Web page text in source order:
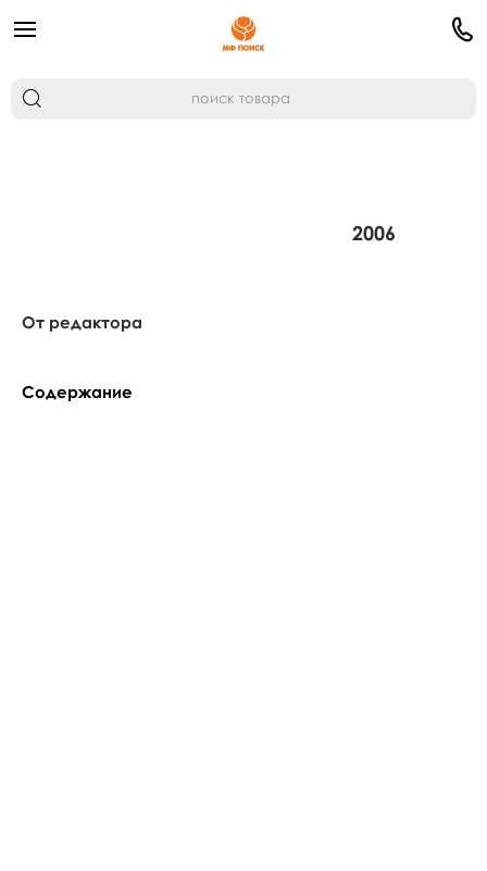
2006
От редактора
Содержание